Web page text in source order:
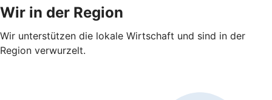
Wir in der Region
Wir unterstützen die lokale Wirtschaft und sind in der
Region verwurzelt.